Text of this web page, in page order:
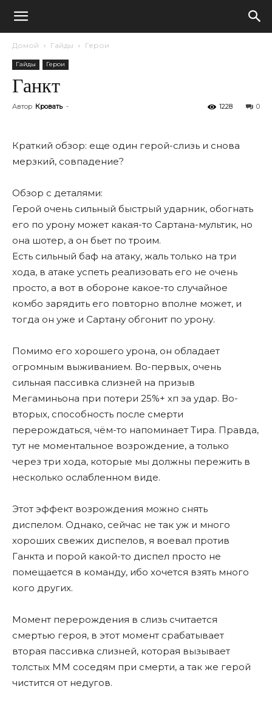
Домой Гайды Герои
Гайды Герои
Ганкт
Автор Кровать - 0
1228
Краткий обзор: еще один герой-слизь и снова
мерзкий, совпадение?
Обзор с деталями:
Герой очень сильный быстрый ударник, обогнать
его по урону может какая-то Сартана-мультик, но
она шотер, а он бьет по троим.
Есть сильный баф на атаку, жаль только на три
хода, в атаке успеть реализовать его не очень
просто, а вот в обороне какое-то случайное
комбо зарядить его повторно вполне может, и
тогда он уже и Сартану обгонит по урону.
Помимо его хорошего урона, он обладает
огромным выживанием. Во-первых, очень
сильная пассивка слизней на призыв
Мегаминьона при потери 25%+ хп за удар. Во-
вторых, способность после смерти
перерождаться, чём-то напоминает Тира. Правда,
тут не моментальное возрождение, а только
через три хода, которые мы должны пережить в
несколько ослабленном виде.
Этот эффект возрождения можно снять
диспелом. Однако, сейчас не так уж и много
хороших свежих диспелов, я воевал против
Ганкта и порой какой-то диспел просто не
помещается в команду, ибо хочется взять много
кого других.
Момент перерождения в слизь считается
смертью героя, в этот момент срабатывает
вторая пассивка слизней, которая вызывает
толстых ММ соседям при смерти, а так же герой
чистится от недугов.